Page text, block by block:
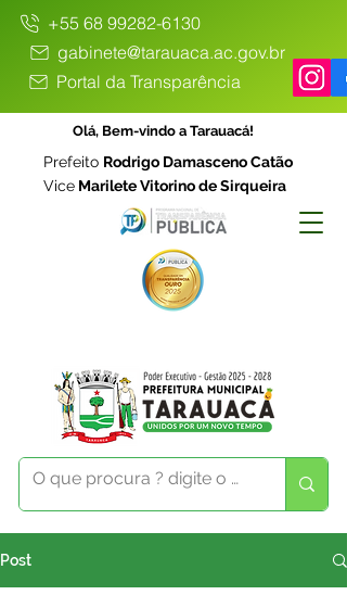
+55 68 99282-6130
gabinete@tarauaca.ac.gov.br
Portal da Transparência
Olá, Bem-vindo a Tarauacá!
Prefeito Rodrigo Damasceno Catão
Vice Marilete Vitorino de Sirqueira
Post